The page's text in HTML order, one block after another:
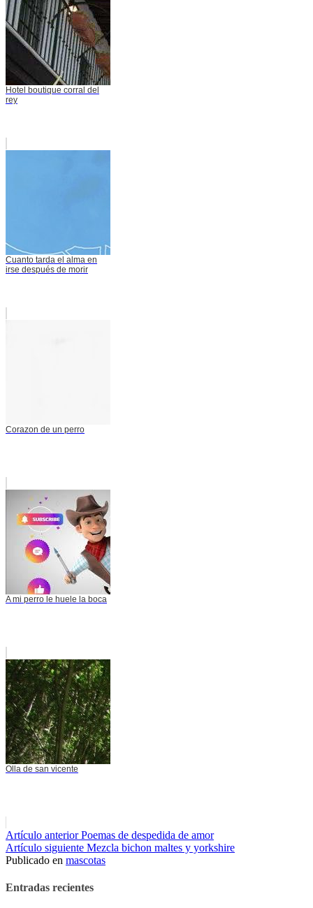
Hotel boutique corral del
rey
Cuanto tarda el alma en
irse después de morir
Corazon de un perro
A mi perro le huele la boca
Olla de san vicente
Seguir
leyendo
Artículo anteriorPoemas de despedida de amor
Artículo siguiente Mezcla bichon maltes y yorkshire
Publicado en mascotas
Entradas recientes